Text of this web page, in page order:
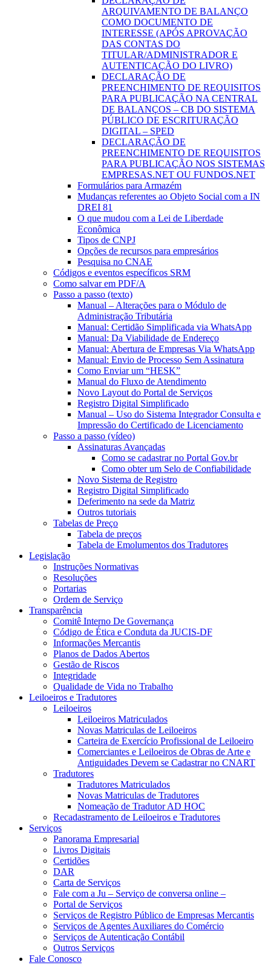
ARQUIVAMENTO DE BALANÇO
COMO DOCUMENTO DE
INTERESSE (APÓS APROVAÇÃO
DAS CONTAS DO
TITULAR/ADMINISTRADOR E
AUTENTICAÇÃO DO LIVRO)
DECLARAÇÃO DE
PREENCHIMENTO DE REQUISITOS
PARA PUBLICAÇÃO NA CENTRAL
DE BALANÇOS – CB DO SISTEMA
PÚBLICO DE ESCRITURAÇÃO
DIGITAL – SPED
DECLARAÇÃO DE
PREENCHIMENTO DE REQUISITOS
PARA PUBLICAÇÃO NOS SISTEMAS
EMPRESAS.NET OU FUNDOS.NET
Formulários para Armazém
Mudanças referentes ao Objeto Social com a IN
DREI 81
O que mudou com a Lei de Liberdade
Econômica
Tipos de CNPJ
Opções de recursos para empresários
Pesquisa no CNAE
Códigos e eventos específicos SRM
Como salvar em PDF/A
Passo a passo (texto)
Manual – Alterações para o Módulo de
Administração Tributária
Manual: Certidão Simplificada via WhatsApp
Manual: Da Viabilidade de Endereço
Manual: Abertura de Empresas Via WhatsApp
Manual: Envio de Processo Sem Assinatura
Como Enviar um “HESK”
Manual do Fluxo de Atendimento
Novo Layout do Portal de Serviços
Registro Digital Simplificado
Manual – Uso do Sistema Integrador Consulta e
Impressão do Certificado de Licenciamento
Passo a passo (vídeo)
Assinaturas Avançadas
Como se cadastrar no Portal Gov.br
Como obter um Selo de Confiabilidade
Novo Sistema de Registro
Registro Digital Simplificado
Deferimento na sede da Matriz
Outros tutoriais
Tabelas de Preço
Tabela de preços
Tabela de Emolumentos dos Tradutores
Legislação
Instruções Normativas
Resoluções
Portarias
Ordem de Serviço
Transparência
Comitê Interno De Governança
Código de Ética e Conduta da JUCIS-DF
Informações Mercantis
Planos de Dados Abertos
Gestão de Riscos
Integridade
Qualidade de Vida no Trabalho
Leiloeiros e Tradutores
Leiloeiros
Leiloeiros Matriculados
Novas Matriculas de Leiloeiros
Carteira de Exercício Profissional de Leiloeiro
Comerciantes e Leiloeiros de Obras de Arte e
Antiguidades Devem se Cadastrar no CNART
Tradutores
Tradutores Matriculados
Novas Matriculas de Tradutores
Nomeação de Tradutor AD HOC
Recadastramento de Leiloeiros e Tradutores
Serviços
Panorama Empresarial
Livros Digitais
Certidões
DAR
Carta de Serviços
Fale com a Ju – Serviço de conversa online –
Portal de Serviços
Serviços de Registro Público de Empresas Mercantis
Serviços de Agentes Auxiliares do Comércio
Serviços de Autenticação Contábil
Outros Serviços
Fale Conosco